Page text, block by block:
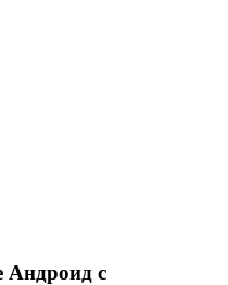
Андроид с